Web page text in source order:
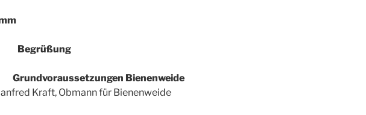
Begrüßung
Grundvoraussetzungen Bienenweide
Obmann für Bienenweide